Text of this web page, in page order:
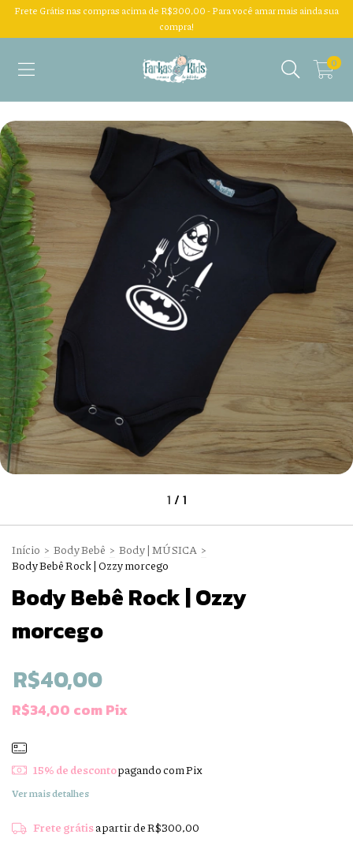
Frete Grátis nas compras acima de R$300,00 - Para você amar mais ainda sua
compra!
0
1 / 1
Início > Body Bebê > Body | MÚSICA >
Body Bebê Rock | Ozzy morcego
Body Bebê Rock | Ozzy
morcego
R$40,00
R$34,00 comPix
15% de descontopagando com Pix
Ver mais detalhes
Frete grátisa partir deR$300,00